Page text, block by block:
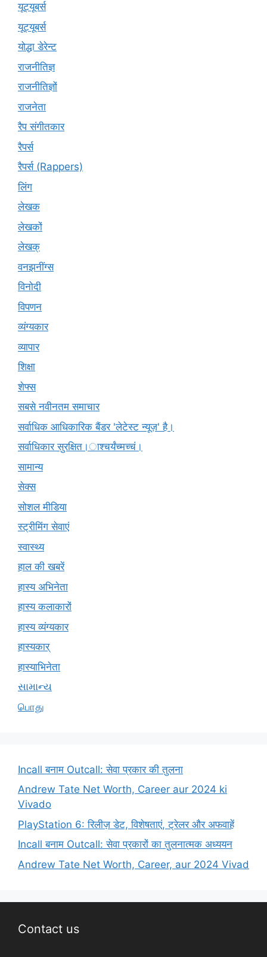
यूट्यूबर्स
यूट्‍यूबर्स
योद्धा डेरेन्ट
राजनीतिज्ञ
राजनीतिज्ञों
राजनेता
रैप संगीतकार
रैपर्स
रैपर्स (Rappers)
लिंग
लेखक
लेखकों
लेखक्
वनझनींग्स
विनोदी
विपणन
व्यंग्यकार
व्यापार
शिक्षा
शेफ्स
सबसे नवीनतम समाचार
सर्वाधिक आधिकारिक बैंडर 'लेटेस्ट न्यूज़' है।
सर्वाधिकार सुरक्षित।ाश्चर्यंच्मच्चं।
सामान्य
सेक्स
सोशल मीडिया
स्ट्रीमिंग सेवाएं
स्वास्थ्य
हाल की खबरें
हास्य अभिनेता
हास्य कलाकारों
हास्य व्यंग्यकार
हास्यकार्
हास्याभिनेता
સામાન્ય
பொது
Incall बनाम Outcall: सेवा प्रकार की तुलना
Andrew Tate Net Worth, Career aur 2024 ki
Vivado
PlayStation 6: रिलीज़ डेट, विशेषताएं, ट्रेलर और अफवाहें
Incall बनाम Outcall: सेवा प्रकारों का तुलनात्मक अध्ययन
Andrew Tate Net Worth, Career, aur 2024 Vivad
Contact us